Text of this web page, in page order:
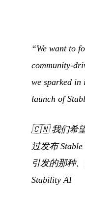
“We want to
community-
we sparked in
launch of
🇨🇳我们希
过发布
引发的那种
Stability AI